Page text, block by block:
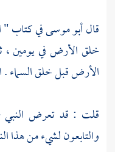
قالأبو موسىفي كتاب "
خلق الأرض في يومين ،
الأرض قبل خلق السماء .
قلت : قد تعرض النبي
والتابعون لشيء من هذا